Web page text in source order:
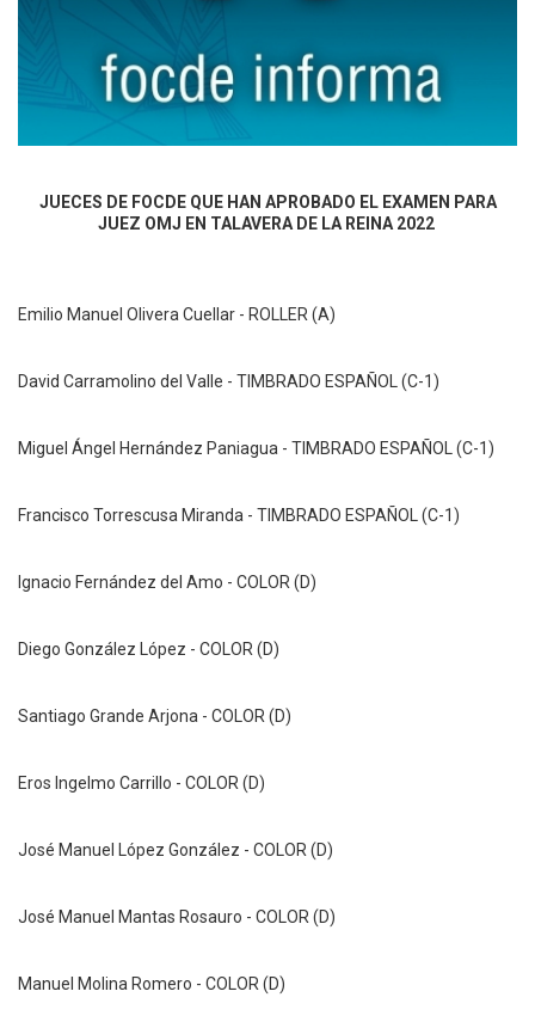
JUECES DE FOCDE QUE HAN APROBADO EL EXAMEN PARA
JUEZ OMJ EN TALAVERA DE LA REINA 2022
Emilio Manuel Olivera Cuellar - ROLLER (A)
David Carramolino del Valle - TIMBRADO ESPAÑOL (C-1)
Miguel Ángel Hernández Paniagua - TIMBRADO ESPAÑOL (C-1)
Francisco Torrescusa Miranda - TIMBRADO ESPAÑOL (C-1)
Ignacio Fernández del Amo - COLOR (D)
Diego González López - COLOR (D)
Santiago Grande Arjona - COLOR (D)
Eros Ingelmo Carrillo - COLOR (D)
José Manuel López González - COLOR (D)
José Manuel Mantas Rosauro - COLOR (D)
Manuel Molina Romero - COLOR (D)